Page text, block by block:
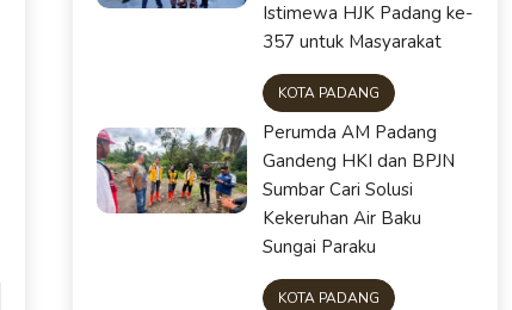
Istimewa HJK Padang ke-
357 untuk Masyarakat
KOTA PADANG
Perumda AM Padang
Gandeng HKI dan BPJN
Sumbar Cari Solusi
Kekeruhan Air Baku
Sungai Paraku
KOTA PADANG